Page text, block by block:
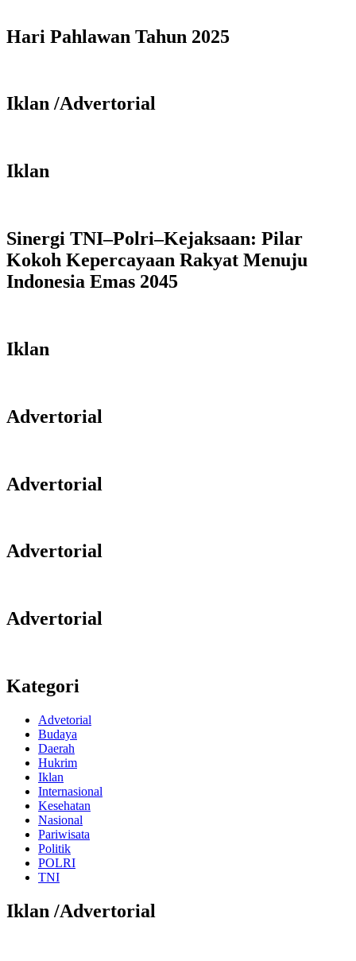
Hari Pahlawan Tahun 2025
Iklan /Advertorial
Iklan
Sinergi TNI–Polri–Kejaksaan: Pilar
Kokoh Kepercayaan Rakyat Menuju
Indonesia Emas 2045
Iklan
Advertorial
Advertorial
Advertorial
Advertorial
Kategori
Advetorial
Budaya
Daerah
Hukrim
Iklan
Internasional
Kesehatan
Nasional
Pariwisata
Politik
POLRI
TNI
Iklan /Advertorial